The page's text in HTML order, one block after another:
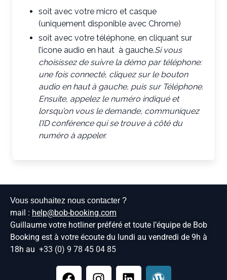
soit avec votre micro et casque
(uniquement disponible avec Chrome)
soit avec votre téléphone, en cliquant sur
l’icone audio en haut à gauche.Si vous
choisissez de suivre la démo par téléphone:
une fois connecté, cliquez sur le bouton
audio en haut à gauche, puis sur Téléphone.
Ensuite, appelez le numéro indiqué et
lorsqu’on vous le demande, communiquez
l’ID conférence qui se trouve à côté du
numéro à appeler.
Vous souhaitez nous contacter ?
mail : help@bob-booking.com
Guillaume votre hotliner préféré et toute l’équipe de Bob
Booking est à votre écoute du lundi au vendredi de 9h à
18h au +33 (0) 9 78 45 04 85